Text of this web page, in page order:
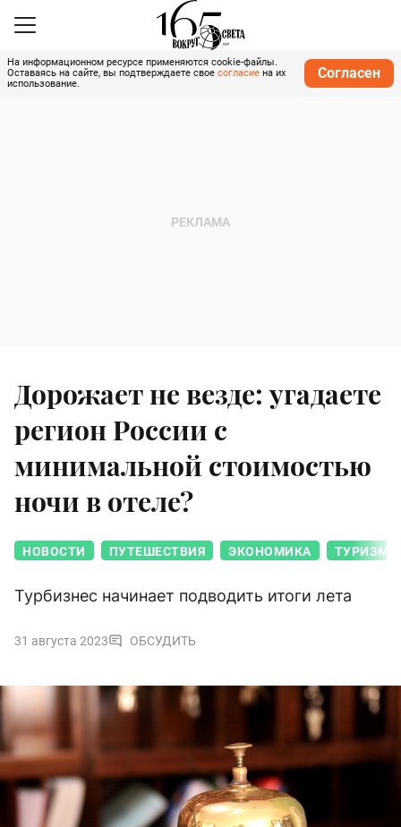
На информационном ресурсе применяются cookie-файлы.
Оставаясь на сайте, вы подтверждаете свое согласие на их
использование.
Согласен
Дорожает не везде: угадаете
регион России с
минимальной стоимостью
ночи в отеле?
НОВОСТИ ПУТЕШЕСТВИЯ ЭКОНОМИКА ТУРИЗМ
Турбизнес начинает подводить итоги лета
31 августа 2023 ОБСУДИТЬ